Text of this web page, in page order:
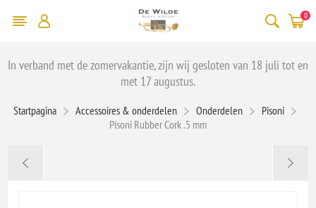
0
In verband met de zomervakantie, zijn wij gesloten van 18 juli tot en
met 17 augustus.
Startpagina Accessoires & onderdelen Onderdelen
Pisoni
Pisoni Rubber Cork .5 mm